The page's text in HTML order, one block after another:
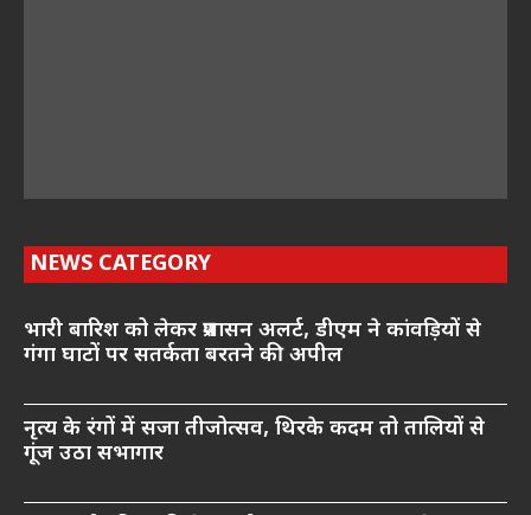
NEWS CATEGORY
भारी बारिश को लेकर प्रशासन अलर्ट, डीएम ने कांवड़ियों से
गंगा घाटों पर सतर्कता बरतने की अपील
नृत्य के रंगों में सजा तीजोत्सव, थिरके कदम तो तालियों से
गूंज उठा सभागार